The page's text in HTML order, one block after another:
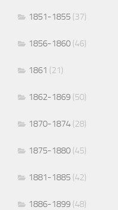
1851-1855 (37)
1856-1860 (46)
1861 (21)
1862-1869 (50)
1870-1874 (28)
1875-1880 (45)
1881-1885 (42)
1886-1899 (48)